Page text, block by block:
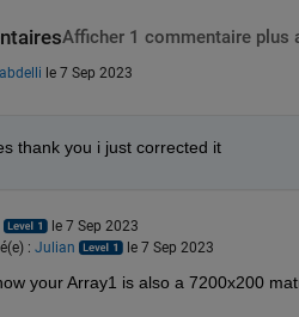
Afficher 1 commentaire plus
le 7 Sep 2023
thank you i just corrected it
le 7 Sep 2023
: Julian le 7 Sep 2023
your Array1 is also a 7200x200